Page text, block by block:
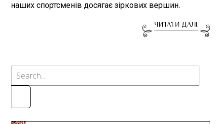
наших спортсменів досягає зіркових вершин.
ЧИТАТИ ДАЛІ